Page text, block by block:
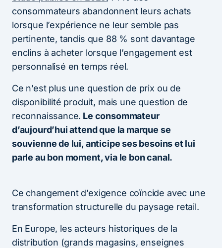
consommateurs abandonnent leurs achats
lorsque l’expérience ne leur semble pas
pertinente, tandis que 88 % sont davantage
enclins à acheter lorsque l’engagement est
personnalisé en temps réel.
Ce n’est plus une question de prix ou de
disponibilité produit, mais une question de
reconnaissance. Le consommateur
d’aujourd’hui attend que la marque se
souvienne de lui, anticipe ses besoins et lui
parle au bon moment, via le bon canal.
Ce changement d’exigence coïncide avec une
transformation structurelle du paysage retail.
En Europe, les acteurs historiques de la
distribution (grands magasins, enseignes